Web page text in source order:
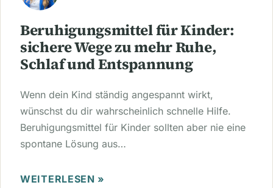
Beruhigungsmittel für Kinder:
sichere Wege zu mehr Ruhe,
Schlaf und Entspannung
Wenn dein Kind ständig angespannt wirkt,
wünschst du dir wahrscheinlich schnelle Hilfe.
Beruhigungsmittel für Kinder sollten aber nie eine
spontane Lösung aus…
WEITERLESEN »